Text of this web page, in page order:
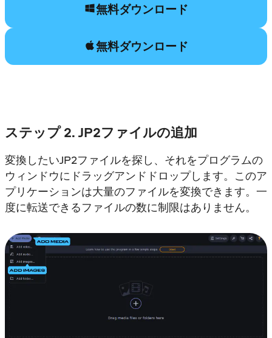
無料ダウンロード
無料ダウンロード
ステップ 2. JP2ファイルの追加
変換したいJP2ファイルを探し、それをプログラムの
ウィンドウにドラッグアンドドロップします。このア
プリケーションは大量のファイルを変換できます。一
度に転送できるファイルの数に制限はありません。